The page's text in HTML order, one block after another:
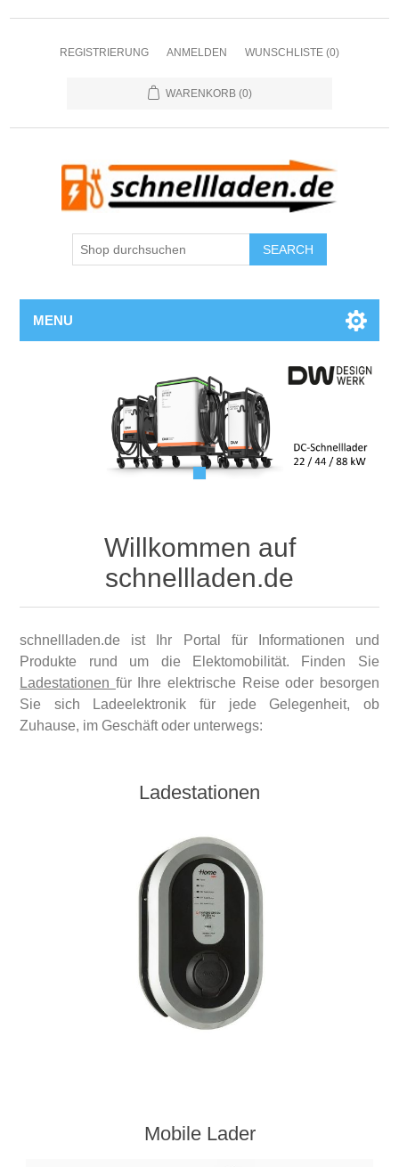
REGISTRIERUNG ANMELDEN WUNSCHLISTE (0)
WARENKORB (0)
SEARCH
MENU
Willkommen auf
schnellladen.de
schnellladen.de ist Ihr Portal für Informationen und
Produkte rund um die Elektomobilität. Finden Sie
Ladestationen für Ihre elektrische Reise oder besorgen
Sie sich Ladeelektronik für jede Gelegenheit, ob
Zuhause, im Geschäft oder unterwegs:
Ladestationen
Mobile Lader